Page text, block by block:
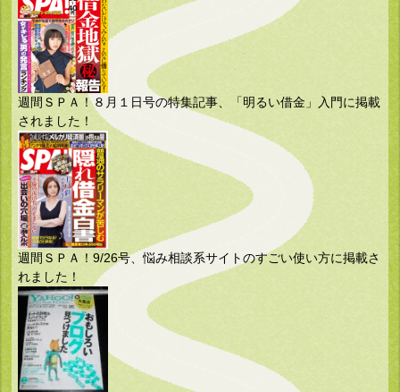
週間ＳＰＡ！８月１日号の特集記事、「明るい借金」入門に掲載
されました！
週間ＳＰＡ！9/26号、悩み相談系サイトのすごい使い方に掲載さ
れました！